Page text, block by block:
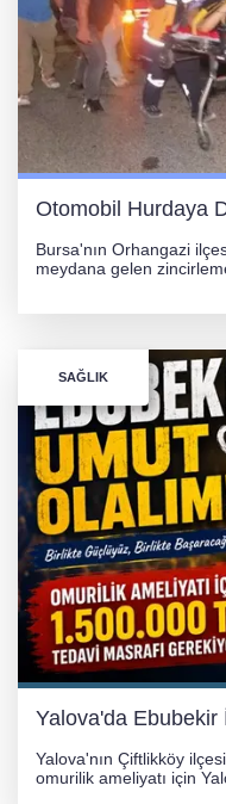
Otomobil Hurdaya
Bursa'nın Orhangazi
meydana gelen
SAĞLIK
Yalova'da
Yalova'nın Çiftlikköy
omurilik ameliyatı için